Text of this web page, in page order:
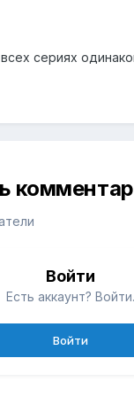
сериях
Войти
Есть аккаунт? Войти.
Войти